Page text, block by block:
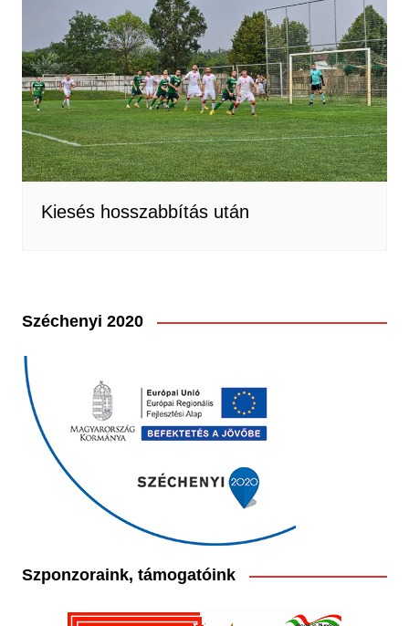
Kiesés hosszabbítás után
Széchenyi 2020
Szponzoraink, támogatóink